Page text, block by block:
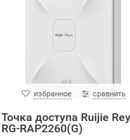
избранное сравнить
Точка доступа Ruijie
RG-RAP2260(G)